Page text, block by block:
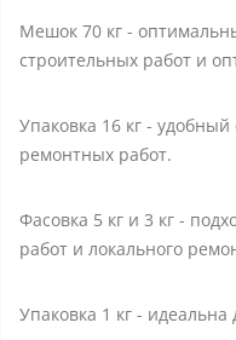
Мешок 70 кг -
строительных работ и
Упаковка 16 кг -
ремонтных работ.
Фасовка 5 кг и 3 кг -
работ и локального
Упаковка 1 кг -